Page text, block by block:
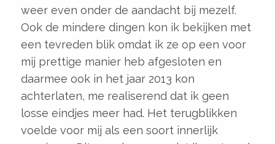
weer even onder de aandacht bij mezelf.
Ook de mindere dingen kon ik bekijken met
een tevreden blik omdat ik ze op een voor
mij prettige manier heb afgesloten en
daarmee ook in het jaar 2013 kon
achterlaten, me realiserend dat ik geen
losse eindjes meer had. Het terugblikken
voelde voor mij als een soort innerlijk